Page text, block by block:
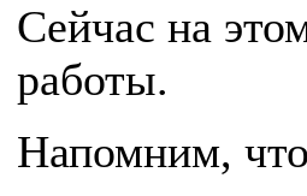
Сейчас на
работы.
Напомним,